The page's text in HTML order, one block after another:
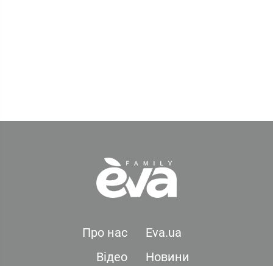
Про нас
Eva.ua
Відео
Новини